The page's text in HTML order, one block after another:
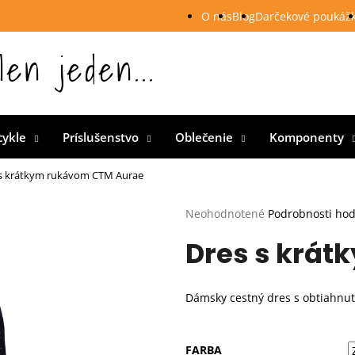
O násBlogDarčekové
jeden...
Príslušenstvo Oblečenie Komponenty
krátkym rukávom CTM Aurae
Priemerné
produktu
je
5
Neohodnotené Podrobnosti
Dres s
Dámsky cestný dres s
FARBA